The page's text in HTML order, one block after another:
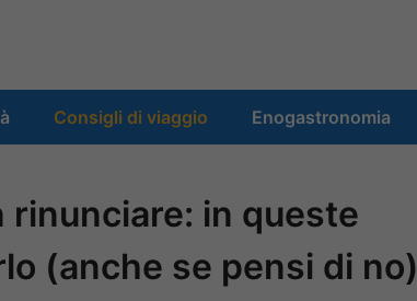
Consigli di viaggio Enogastronomia
rinunciare: in queste
(anche se pensi di no)